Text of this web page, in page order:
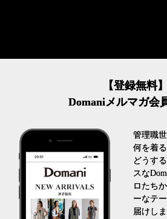
【登録無料】
Domaniメルマガ会
管理職
何を着
どうす
スな
ロたち
ーなテ
届けしま